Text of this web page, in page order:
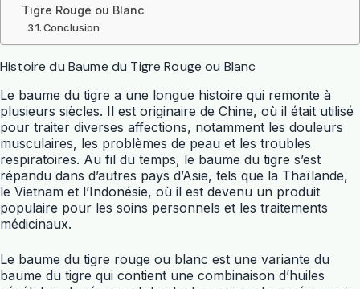
Tigre Rouge ou Blanc
Conclusion
Histoire du Baume du Tigre Rouge ou Blanc
Le baume du tigre a une longue histoire qui remonte à
plusieurs siècles. Il est originaire de Chine, où il était utilisé
pour traiter diverses affections, notamment les douleurs
musculaires, les problèmes de peau et les troubles
respiratoires. Au fil du temps, le baume du tigre s’est
répandu dans d’autres pays d’Asie, tels que la Thaïlande,
le Vietnam et l’Indonésie, où il est devenu un produit
populaire pour les soins personnels et les traitements
médicinaux.
Le baume du tigre rouge ou blanc est une variante du
baume du tigre qui contient une combinaison d’huiles